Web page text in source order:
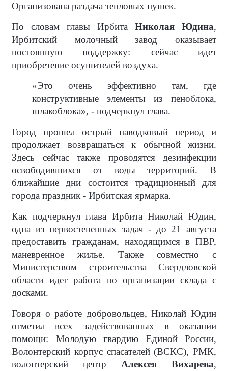
Организована раздача тепловых пушек.
По словам главы Ирбита Николая Юдина,
Ирбитский молочный завод оказывает
постоянную поддержку: сейчас идет
приобретение осушителей воздуха.
«Это очень эффективно там, где
конструктивные элементы из пеноблока,
шлакоблока», - подчеркнул глава.
Город прошел острый паводковый период и
продолжает возвращаться к обычной жизни.
Здесь сейчас также проводятся дезинфекции
освободившихся от воды территорий. В
ближайшие дни состоится традиционный для
города праздник - Ирбитская ярмарка.
Как подчеркнул глава Ирбита Николай Юдин,
одна из первостепенных задач - до 21 августа
предоставить гражданам, находящимся в ПВР,
маневренное жилье. Также совместно с
Министерством строительства Свердловской
области идет работа по организации склада с
досками.
Говоря о работе добровольцев, Николай Юдин
отметил всех задействованных в оказании
помощи: Молодую гвардию Единой России,
Волонтерский корпус спасателей (ВСКС), РМК,
волонтерский центр Алексея Вихарева,